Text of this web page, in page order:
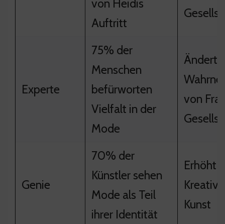
von Heidis
Auftritt
Experte
75% der
Menschen
befürworten
Vielfalt in der
Mode
Ändert
von
Genie
70% der
Künstler sehen
Mode als Teil
ihrer Identität
Erhöht
Kunst